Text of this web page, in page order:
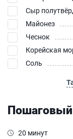
Сыр
Майонез
Чеснок
Корейская
Соль
20 минут